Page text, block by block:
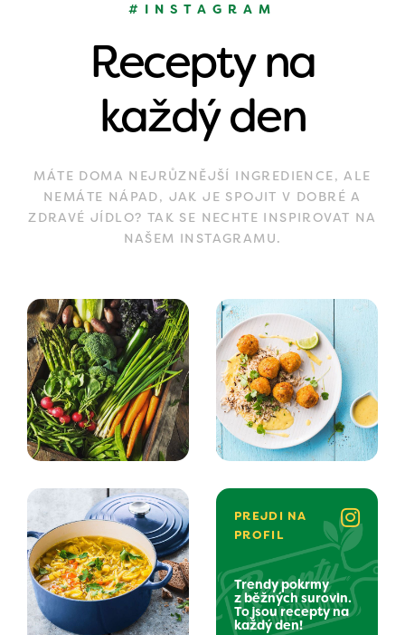
#INSTAGRAM
Recepty na
každý den
MÁTE DOMA NEJRŮZNĚJŠÍ INGREDIENCE, ALE
NEMÁTE NÁPAD, JAK JE SPOJIT V DOBRÉ A
ZDRAVÉ JÍDLO? TAK SE NECHTE INSPIROVAT NA
NAŠEM INSTAGRAMU.
PREJDI NA
PROFIL
Trendy pokrmy
z běžných surovin.
To jsou recepty na
každý den!